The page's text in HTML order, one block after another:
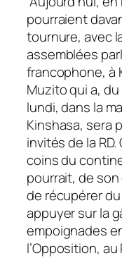
pourraient
tournure, avec
assemblées
francophone, à
Muzito qui a,
lundi, dans la
Kinshasa, sera
invités de la
coins du
pourrait, de
de récupérer
appuyer sur la
empoignades
l’Opposition,